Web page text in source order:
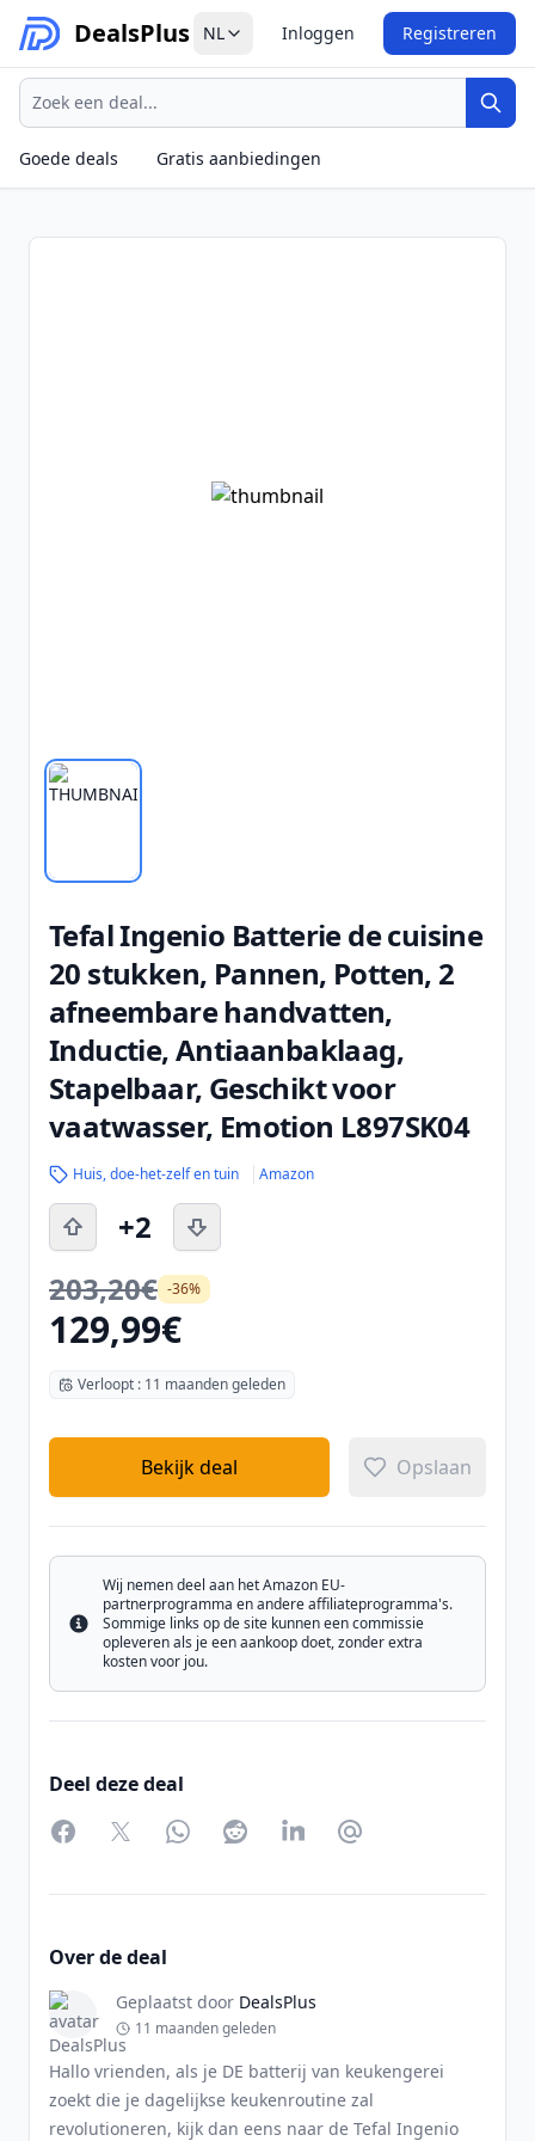
DealsPlus NL Inloggen Registreren
Zoeken
Goede deals
Gratis aanbiedingen
Tefal Ingenio Batterie de cuisine
20 stukken, Pannen, Potten, 2
afneembare handvatten,
Inductie, Antiaanbaklaag,
Stapelbaar, Geschikt voor
vaatwasser, Emotion L897SK04
Huis, doe-het-zelf en tuin Amazon
+2
203,20€ -36%
129,99€
Verloopt : 11 maanden geleden
Bekijk deal Opslaan
Info
Wij nemen deel aan het Amazon EU-
partnerprogramma en andere affiliateprogramma's.
Sommige links op de site kunnen een commissie
opleveren als je een aankoop doet, zonder extra
kosten voor jou.
Deel deze deal
FacebookTwitterWhatsAppRedditLinkedInPartager par Email
Over de deal
Geplaatst door DealsPlus
11 maanden geleden
Hallo vrienden, als je DE batterij van keukengerei
zoekt die je dagelijkse keukenroutine zal
revolutioneren, kijk dan eens naar de Tefal Ingenio